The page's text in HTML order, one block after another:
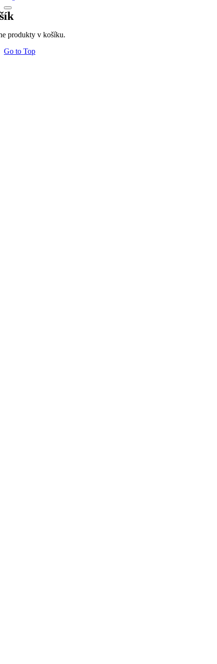
produkty v košíku.
Go to Top